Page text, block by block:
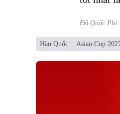
Đỗ Quốc Phi
Hàn Quốc Asian Cup